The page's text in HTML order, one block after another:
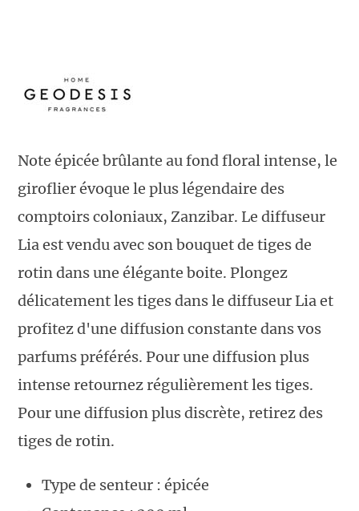
Note épicée brûlante au fond floral intense, le
giroflier évoque le plus légendaire des
comptoirs coloniaux, Zanzibar. Le diffuseur
Lia est vendu avec son bouquet de tiges de
rotin dans une élégante boite. Plongez
délicatement les tiges dans le diffuseur Lia et
profitez d'une diffusion constante dans vos
parfums préférés. Pour une diffusion plus
intense retournez régulièrement les tiges.
Pour une diffusion plus discrète, retirez des
tiges de rotin.
Type de senteur : épicée